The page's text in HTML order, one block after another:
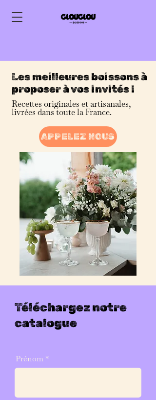
Les meilleures boissons à
proposer à vos invités !
Recettes originales et artisanales,
livrées dans toute la France.
APPELEZ NOUS
Téléchargez notre
catalogue
Prénom